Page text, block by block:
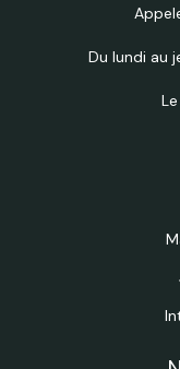
Du lundi au